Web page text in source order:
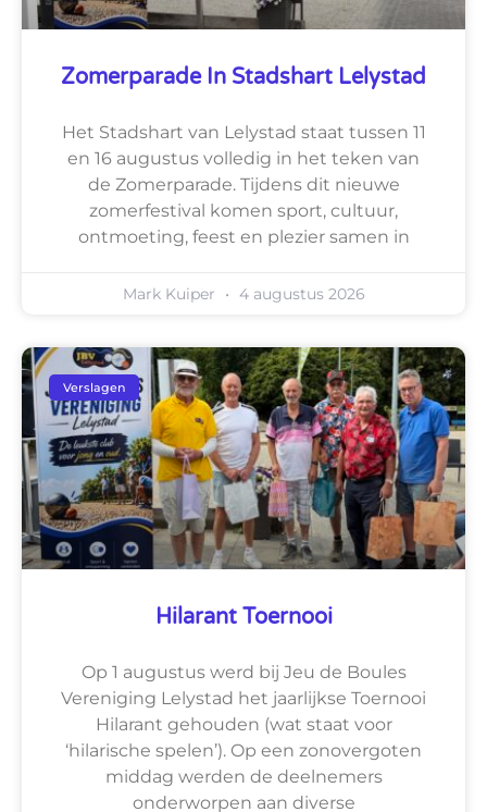
Zomerparade In Stadshart Lelystad
Het Stadshart van Lelystad staat tussen 11
en 16 augustus volledig in het teken van
de Zomerparade. Tijdens dit nieuwe
zomerfestival komen sport, cultuur,
ontmoeting, feest en plezier samen in
Mark Kuiper 4 augustus 2026
Verslagen
Hilarant Toernooi
Op 1 augustus werd bij Jeu de Boules
Vereniging Lelystad het jaarlijkse Toernooi
Hilarant gehouden (wat staat voor
‘hilarische spelen’). Op een zonovergoten
middag werden de deelnemers
onderworpen aan diverse